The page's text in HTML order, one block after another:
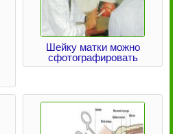
Шейку матки можно
сфотографировать